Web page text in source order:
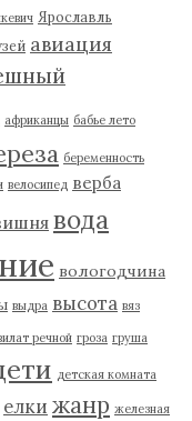
Ярославль
авиация
африканцы бабье лето
беременность
велосипед верба
вода
вологодчина
выдра высота вяз
речной гроза груша
детская комната
елки жанр железная